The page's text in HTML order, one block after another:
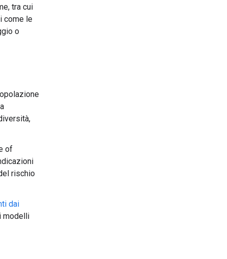
tra cui
come le
o
of
rischio
dai
modelli